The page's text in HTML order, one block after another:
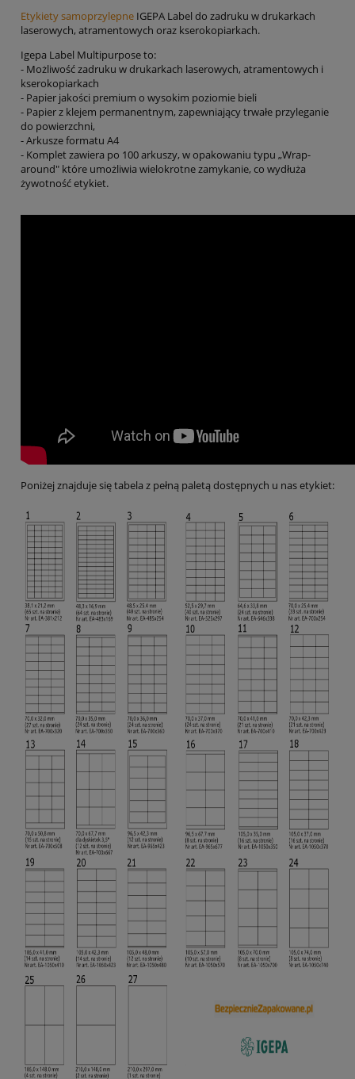
Etykiety samoprzylepne IGEPA Label do zadruku w drukarkach
laserowych, atramentowych oraz kserokopiarkach.
Igepa Label Multipurpose to:
- Możliwość zadruku w drukarkach laserowych, atramentowych i
kserokopiarkach
- Papier jakości premium o wysokim poziomie bieli
- Papier z klejem permanentnym, zapewniający trwałe przyleganie
do powierzchni,
- Arkusze formatu A4
- Komplet zawiera po 100 arkuszy, w opakowaniu typu „Wrap-
around" które umożliwia wielokrotne zamykanie, co wydłuża
żywotność etykiet.
Poniżej znajduje się tabela z pełną paletą dostępnych u nas etykiet: